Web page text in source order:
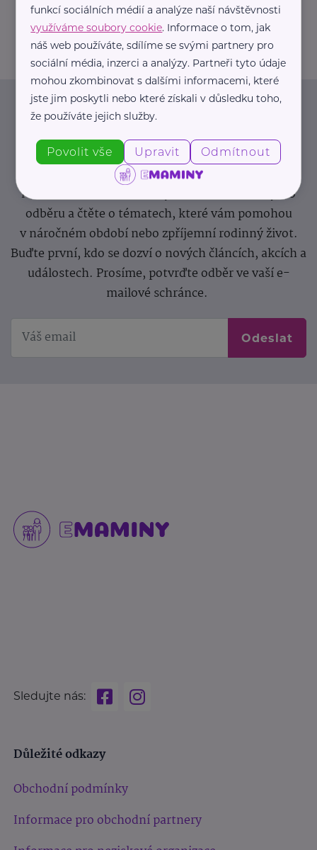
info@zdravotnicke-potreby.cz
Newsletter
Pravidelný přísun novinek, inspirace na každý den,
podpora pro rodiče i sdílení zkušeností. Takový je
Newsletter webu eMaminy.cz. Přihlaste se k jeho
odběru a čtěte o tématech, které vám pomohou
v náročném období nebo zpříjemní rodinný život.
Buďte první, kdo se dozví o nových článcích, akcích a
událostech. Prosíme, potvrďte odběr ve vaší e-
mailové schránce.
Odeslat
Sledujte nás:
Důležité odkazy
Obchodní podmínky
Informace pro obchodní partnery
funkcí sociálních médií a analýze naší návštěvnosti
využíváme soubory cookie. Informace o tom, jak
náš web používáte, sdílíme se svými partnery pro
sociální média, inzerci a analýzy. Partneři tyto údaje
mohou zkombinovat s dalšími informacemi, které
jste jim poskytli nebo které získali v důsledku toho,
že používáte jejich služby.
Povolit vše Upravit Odmítnout